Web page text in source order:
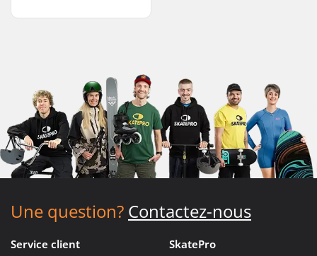
Une question? Contactez-nous
Service client SkatePro